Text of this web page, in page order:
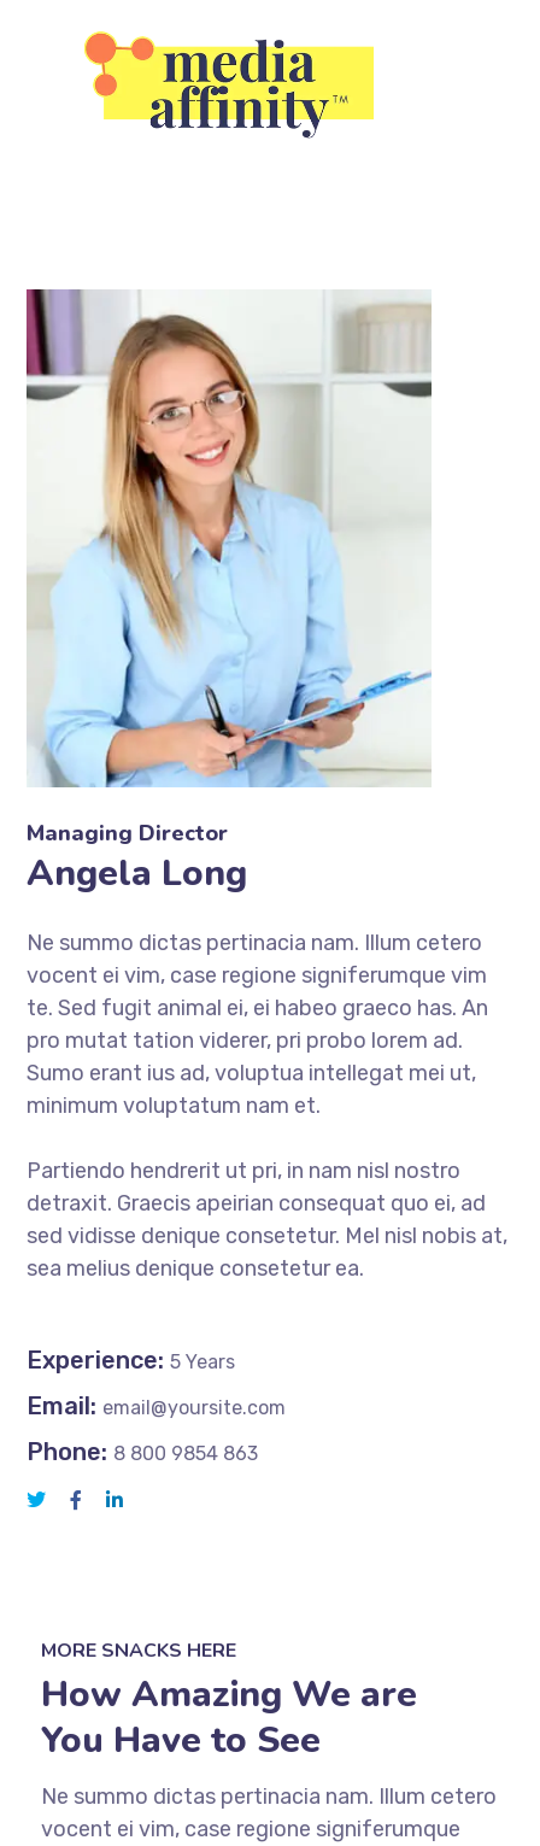
Managing Director
Angela Long
Ne summo dictas pertinacia nam. Illum cetero
vocent ei vim, case regione signiferumque vim
te. Sed fugit animal ei, ei habeo graeco has. An
pro mutat tation viderer, pri probo lorem ad.
Sumo erant ius ad, voluptua intellegat mei ut,
minimum voluptatum nam et.
Partiendo hendrerit ut pri, in nam nisl nostro
detraxit. Graecis apeirian consequat quo ei, ad
sed vidisse denique consetetur. Mel nisl nobis at,
sea melius denique consetetur ea.
Experience: 5 Years
Email: email@yoursite.com
Phone: 8 800 9854 863
MORE SNACKS HERE
How Amazing We are
You Have to See
Ne summo dictas pertinacia nam. Illum cetero
vocent ei vim, case regione signiferumque